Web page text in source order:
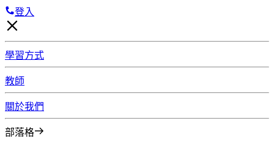
登入
學習方式
教師
關於我們
部落格